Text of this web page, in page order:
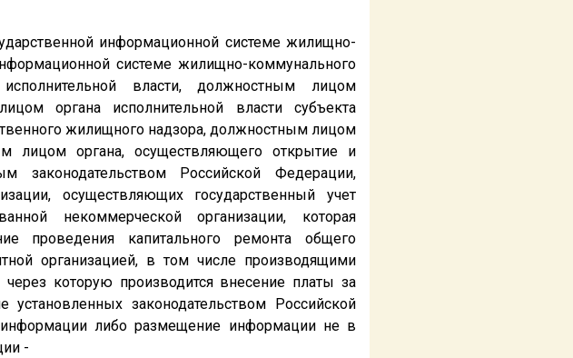
информационной системе жилищно-
системе жилищно-коммунального
власти, должностным лицом
органа исполнительной власти субъекта
жилищного надзора, должностным лицом
лицом органа, осуществляющего открытие и
Российской Федерации,
осуществляющих государственный учет
некоммерческой организации, которая
проведения капитального ремонта общего
организацией, в том числе производящими
которую производится внесение платы за
законодательством Российской
либо размещение информации не в
-